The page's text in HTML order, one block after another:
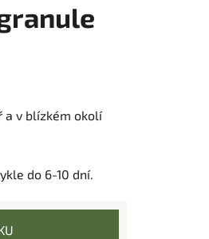
a v blízkém okolí
do 6-10 dní.